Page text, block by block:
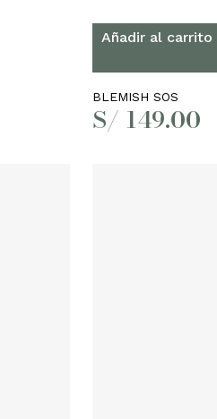
Añadir al carrito
BLEMISH SOS
S/ 149.00